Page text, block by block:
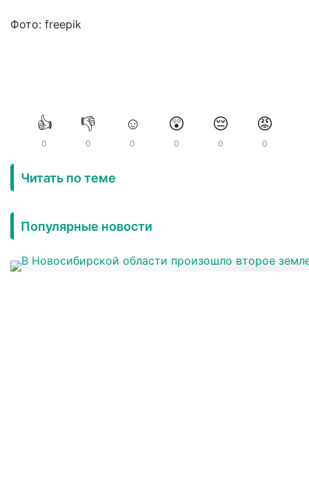
Фото: freepik
👍
0
👎
0
☺️
0
😲
0
😔
0
😡
0
Читать по теме
Популярные новости